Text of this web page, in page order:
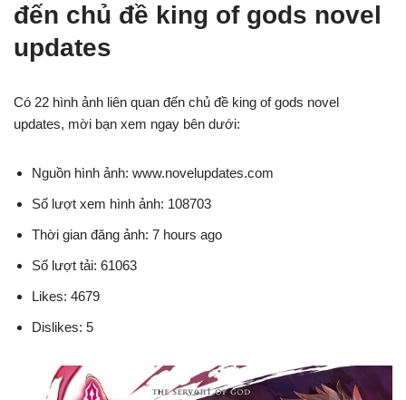
đến chủ đề king of gods novel
updates
Có 22 hình ảnh liên quan đến chủ đề king of gods novel
updates, mời bạn xem ngay bên dưới:
Nguồn hình ảnh: www.novelupdates.com
Số lượt xem hình ảnh: 108703
Thời gian đăng ảnh: 7 hours ago
Số lượt tải: 61063
Likes: 4679
Dislikes: 5